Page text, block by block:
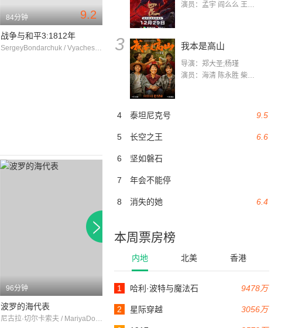
演员：孟宇 阎么么 王凯 郭政建 阎萌萌 杨默 高枫 齐斯伽 刘芊含 马程
3 我本是高山
导演：郑大圣;杨瑾
演员：海清 陈永胜 柴烨 王玥婷 万国鹏 美朵达瓦 赵瑞婷 罗解艳 郭莉娜 潘家艳
9.5
4 泰坦尼克号
6.6
5 长空之王
6 坚如磐石
7 年会不能停
6.4
8 消失的她
本周票房榜
内地 北美 香港
9478万
1 哈利·波特与魔法石
3056万
2 星际穿越
9.2
84分钟
战争与和平3:1812年
SergeyBondarchuk / VyacheslavTikhonov / 谢尔盖·叶米洛夫
96分钟
波罗的海代表
尼古拉·切尔卡索夫 / MariyaDomashyova / 鲍里斯·里瓦诺夫
90分钟
我们来自喀朗施塔德 мояродина